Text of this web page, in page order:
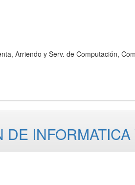
Arriendo y Serv. de Computación,
DE